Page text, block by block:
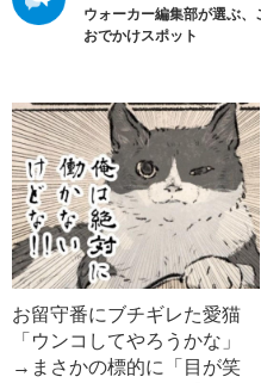
ウォーカー編集部が選ぶ、
おでかけスポット
お留守番にブチギレた愛猫
「ウンコしてやろうかな」
→まさかの標的に「目が笑